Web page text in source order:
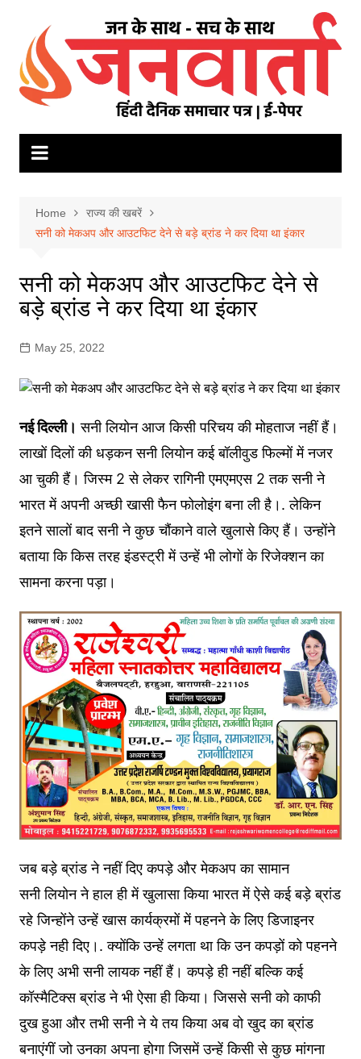
content
Home
राज्य की खबरें
सनी को मेकअप और आउटफिट देने से बड़े ब्रांड ने कर दिया था इंकार
सनी को मेकअप और आउटफिट देने से
बड़े ब्रांड ने कर दिया था इंकार
May 25, 2022
नई दिल्ली। सनी लियोन आज किसी परिचय की मोहताज नहीं हैं।
लाखों दिलों की धड़कन सनी लियोन कई बॉलीवुड फिल्मों में नजर
आ चुकी हैं। जिस्म 2 से लेकर रागिनी एमएमएस 2 तक सनी ने
भारत में अपनी अच्छी खासी फैन फोलोइंग बना ली है।. लेकिन
इतने सालों बाद सनी ने कुछ चौंकाने वाले खुलासे किए हैं। उन्होंने
बताया कि किस तरह इंडस्ट्री में उन्हें भी लोगों के रिजेक्शन का
सामना करना पड़ा।
जब बड़े ब्रांड ने नहीं दिए कपड़े और मेकअप का सामान
सनी लियोन ने हाल ही में खुलासा किया भारत में ऐसे कई बड़े ब्रांड
रहे जिन्होंने उन्हें खास कार्यक्रमों में पहनने के लिए डिजाइनर
कपड़े नही दिए।. क्योंकि उन्हें लगता था कि उन कपड़ों को पहनने
के लिए अभी सनी लायक नहीं हैं। कपड़े ही नहीं बल्कि कई
कॉस्मैटिक्स ब्रांड ने भी ऐसा ही किया। जिससे सनी को काफी
दुख हुआ और तभी सनी ने ये तय किया अब वो खुद का ब्रांड
बनाएंगीं जो उनका अपना होगा जिसमें उन्हें किसी से कुछ मांगना